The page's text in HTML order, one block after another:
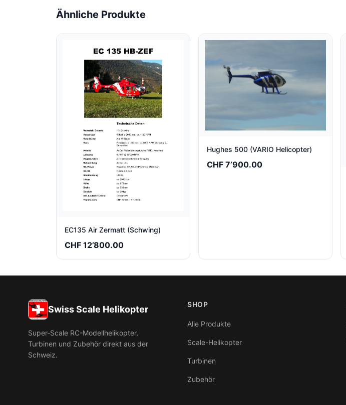
Ähnliche Produkte
EC135 Air Zermatt (Schwing)
CHF 12’800.00
Hughes 500 (VARIO Helicopter)
CHF 7’900.00
Swiss Scale Helikopter
Super-Scale RC-Modellhelikopter,
Turbinen und Zubehör direkt aus der
Schweiz.
SHOP
Alle Produkte
Scale-Helikopter
Turbinen
Zubehör